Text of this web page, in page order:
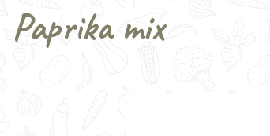
Paprika mix